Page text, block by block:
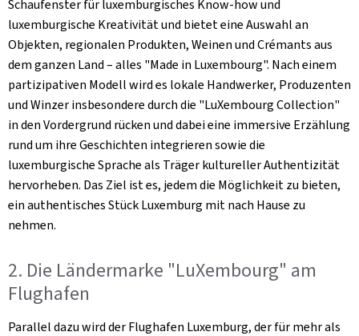
Schaufenster für luxemburgisches Know-how und
luxemburgische Kreativität und bietet eine Auswahl an
Objekten, regionalen Produkten, Weinen und Crémants aus
dem ganzen Land – alles "Made in Luxembourg". Nach einem
partizipativen Modell wird es lokale Handwerker, Produzenten
und Winzer insbesondere durch die "LuXembourg Collection"
in den Vordergrund rücken und dabei eine immersive Erzählung
rund um ihre Geschichten integrieren sowie die
luxemburgische Sprache als Träger kultureller Authentizität
hervorheben. Das Ziel ist es, jedem die Möglichkeit zu bieten,
ein authentisches Stück Luxemburg mit nach Hause zu
nehmen.
2. Die Ländermarke "LuXembourg" am
Flughafen
Parallel dazu wird der Flughafen Luxemburg, der für mehr als